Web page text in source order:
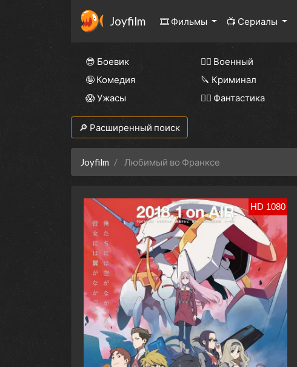
Joyfilm 🎞 Фильмы 📺 Сериалы
😎 Боевик 👨‍✈️ Военный
🤪 Комедия
🔪 Криминал
😱 Ужасы
🧙‍♀️ Фантастика
🔎 Расширенный поиск
Joyfilm Любимый во Франксе
HD 1080